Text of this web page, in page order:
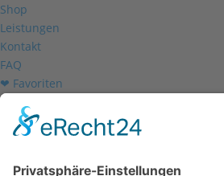
Shop
Leistungen
Kontakt
FAQ
❤ Favoriten
Mein Konto